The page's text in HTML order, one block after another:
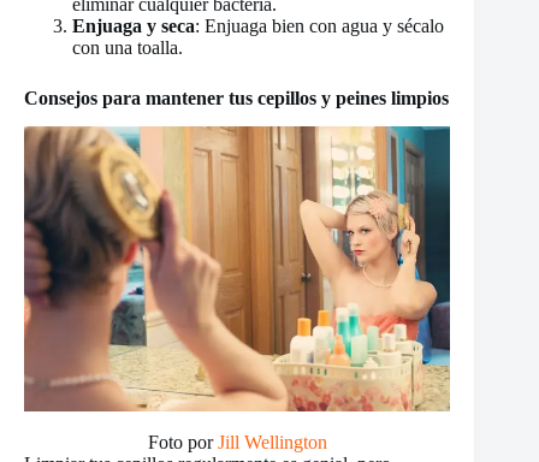
Enjuaga y seca: Enjuaga bien con agua y sécalo
con una toalla.
Consejos para mantener tus cepillos y peines limpios
Foto porJill Wellington